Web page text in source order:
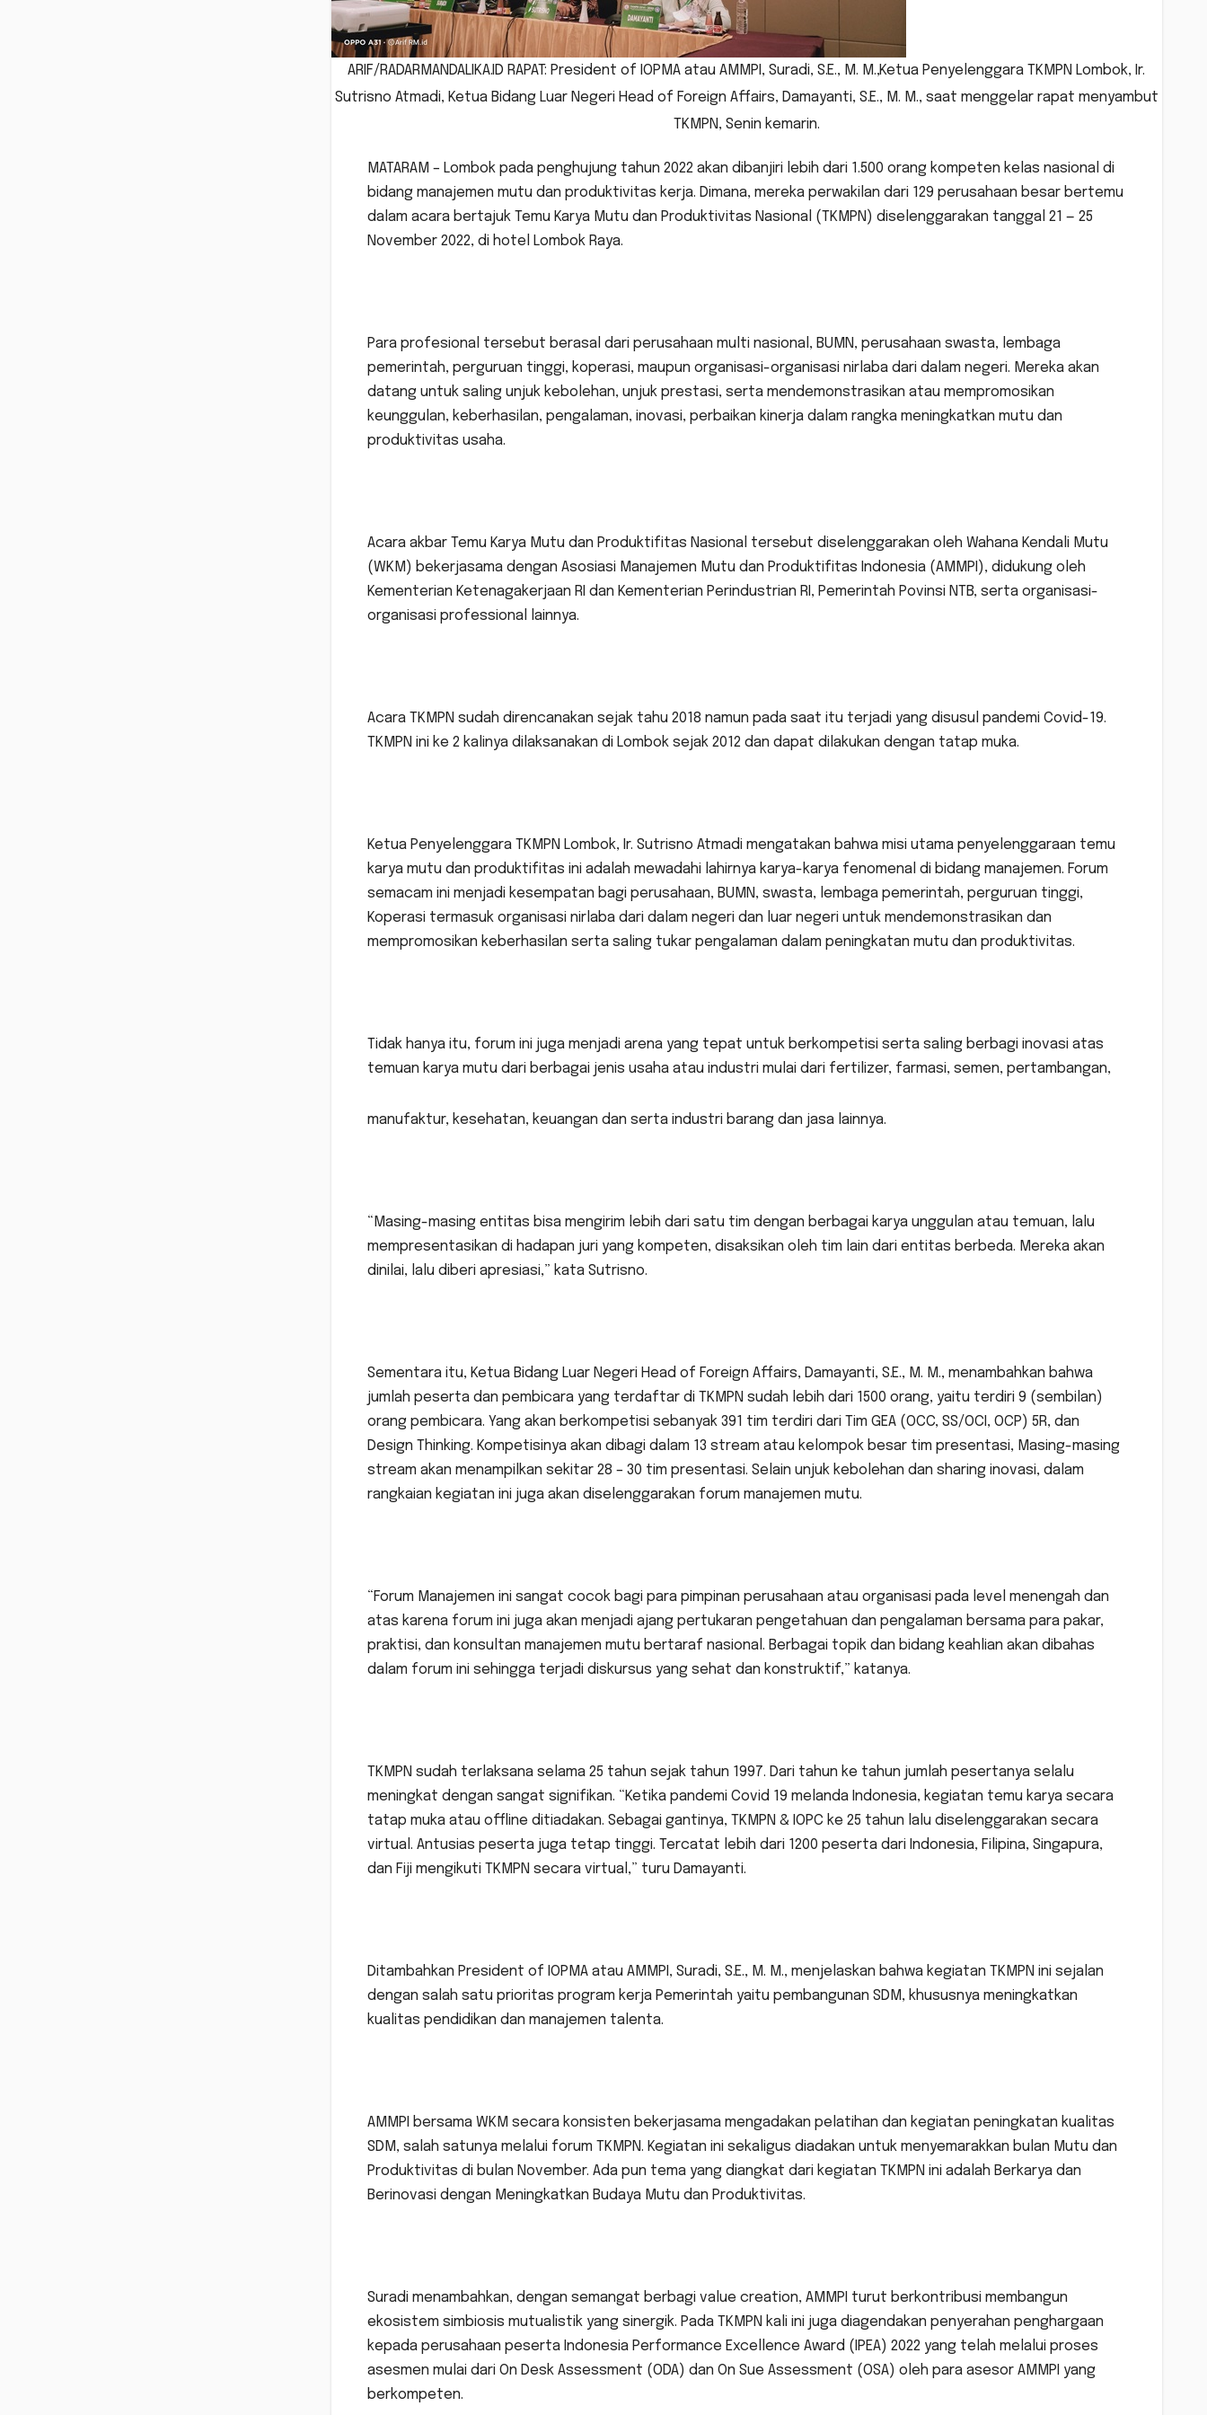
ARIF/RADARMANDALIKA.ID RAPAT: President of IOPMA atau AMMPI, Suradi, S.E., M. M.,Ketua Penyelenggara TKMPN Lombok, Ir.
Sutrisno Atmadi, Ketua Bidang Luar Negeri Head of Foreign Affairs, Damayanti, S.E., M. M., saat menggelar rapat menyambut
TKMPN, Senin kemarin.
MATARAM – Lombok pada penghujung tahun 2022 akan dibanjiri lebih dari 1.500 orang kompeten kelas nasional di
bidang manajemen mutu dan produktivitas kerja. Dimana, mereka perwakilan dari 129 perusahaan besar bertemu
dalam acara bertajuk Temu Karya Mutu dan Produktivitas Nasional (TKMPN) diselenggarakan tanggal 21 — 25
November 2022, di hotel Lombok Raya.
Para profesional tersebut berasal dari perusahaan multi nasional, BUMN, perusahaan swasta, lembaga
pemerintah, perguruan tinggi, koperasi, maupun organisasi-organisasi nirlaba dari dalam negeri. Mereka akan
datang untuk saling unjuk kebolehan, unjuk prestasi, serta mendemonstrasikan atau mempromosikan
keunggulan, keberhasilan, pengalaman, inovasi, perbaikan kinerja dalam rangka meningkatkan mutu dan
produktivitas usaha.
Acara akbar Temu Karya Mutu dan Produktifitas Nasional tersebut diselenggarakan oleh Wahana Kendali Mutu
(WKM) bekerjasama dengan Asosiasi Manajemen Mutu dan Produktifitas Indonesia (AMMPI), didukung oleh
Kementerian Ketenagakerjaan RI dan Kementerian Perindustrian RI, Pemerintah Povinsi NTB, serta organisasi-
organisasi professional lainnya.
Acara TKMPN sudah direncanakan sejak tahu 2018 namun pada saat itu terjadi yang disusul pandemi Covid-19.
TKMPN ini ke 2 kalinya dilaksanakan di Lombok sejak 2012 dan dapat dilakukan dengan tatap muka.
Ketua Penyelenggara TKMPN Lombok, Ir. Sutrisno Atmadi mengatakan bahwa misi utama penyelenggaraan temu
karya mutu dan produktifitas ini adalah mewadahi lahirnya karya-karya fenomenal di bidang manajemen. Forum
semacam ini menjadi kesempatan bagi perusahaan, BUMN, swasta, lembaga pemerintah, perguruan tinggi,
Koperasi termasuk organisasi nirlaba dari dalam negeri dan luar negeri untuk mendemonstrasikan dan
mempromosikan keberhasilan serta saling tukar pengalaman dalam peningkatan mutu dan produktivitas.
Tidak hanya itu, forum ini juga menjadi arena yang tepat untuk berkompetisi serta saling berbagi inovasi atas
temuan karya mutu dari berbagai jenis usaha atau industri mulai dari fertilizer, farmasi, semen, pertambangan,
manufaktur, kesehatan, keuangan dan serta industri barang dan jasa lainnya.
“Masing-masing entitas bisa mengirim lebih dari satu tim dengan berbagai karya unggulan atau temuan, lalu
mempresentasikan di hadapan juri yang kompeten, disaksikan oleh tim lain dari entitas berbeda. Mereka akan
dinilai, lalu diberi apresiasi,” kata Sutrisno.
Sementara itu, Ketua Bidang Luar Negeri Head of Foreign Affairs, Damayanti, S.E., M. M., menambahkan bahwa
jumlah peserta dan pembicara yang terdaftar di TKMPN sudah lebih dari 1500 orang, yaitu terdiri 9 (sembilan)
orang pembicara. Yang akan berkompetisi sebanyak 391 tim terdiri dari Tim GEA (OCC, SS/OCI, OCP) 5R, dan
Design Thinking. Kompetisinya akan dibagi dalam 13 stream atau kelompok besar tim presentasi, Masing-masing
stream akan menampilkan sekitar 28 – 30 tim presentasi. Selain unjuk kebolehan dan sharing inovasi, dalam
rangkaian kegiatan ini juga akan diselenggarakan forum manajemen mutu.
“Forum Manajemen ini sangat cocok bagi para pimpinan perusahaan atau organisasi pada level menengah dan
atas karena forum ini juga akan menjadi ajang pertukaran pengetahuan dan pengalaman bersama para pakar,
praktisi, dan konsultan manajemen mutu bertaraf nasional. Berbagai topik dan bidang keahlian akan dibahas
dalam forum ini sehingga terjadi diskursus yang sehat dan konstruktif,” katanya.
TKMPN sudah terlaksana selama 25 tahun sejak tahun 1997. Dari tahun ke tahun jumlah pesertanya selalu
meningkat dengan sangat signifikan. “Ketika pandemi Covid 19 melanda Indonesia, kegiatan temu karya secara
tatap muka atau offline ditiadakan. Sebagai gantinya, TKMPN & IOPC ke 25 tahun lalu diselenggarakan secara
virtual. Antusias peserta juga tetap tinggi. Tercatat lebih dari 1200 peserta dari Indonesia, Filipina, Singapura,
dan Fiji mengikuti TKMPN secara virtual,” turu Damayanti.
Ditambahkan President of IOPMA atau AMMPI, Suradi, S.E., M. M., menjelaskan bahwa kegiatan TKMPN ini sejalan
dengan salah satu prioritas program kerja Pemerintah yaitu pembangunan SDM, khususnya meningkatkan
kualitas pendidikan dan manajemen talenta.
AMMPI bersama WKM secara konsisten bekerjasama mengadakan pelatihan dan kegiatan peningkatan kualitas
SDM, salah satunya melalui forum TKMPN. Kegiatan ini sekaligus diadakan untuk menyemarakkan bulan Mutu dan
Produktivitas di bulan November. Ada pun tema yang diangkat dari kegiatan TKMPN ini adalah Berkarya dan
Berinovasi dengan Meningkatkan Budaya Mutu dan Produktivitas.
Suradi menambahkan, dengan semangat berbagi value creation, AMMPI turut berkontribusi membangun
ekosistem simbiosis mutualistik yang sinergik. Pada TKMPN kali ini juga diagendakan penyerahan penghargaan
kepada perusahaan peserta Indonesia Performance Excellence Award (IPEA) 2022 yang telah melalui proses
asesmen mulai dari On Desk Assessment (ODA) dan On Sue Assessment (OSA) oleh para asesor AMMPI yang
berkompeten.